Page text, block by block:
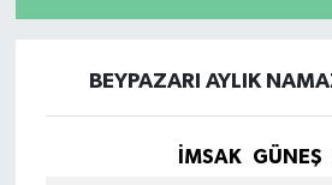
BEYPAZARI AYLIK
İMSAK GÜNEŞ